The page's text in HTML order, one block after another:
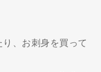
、お刺身を買って